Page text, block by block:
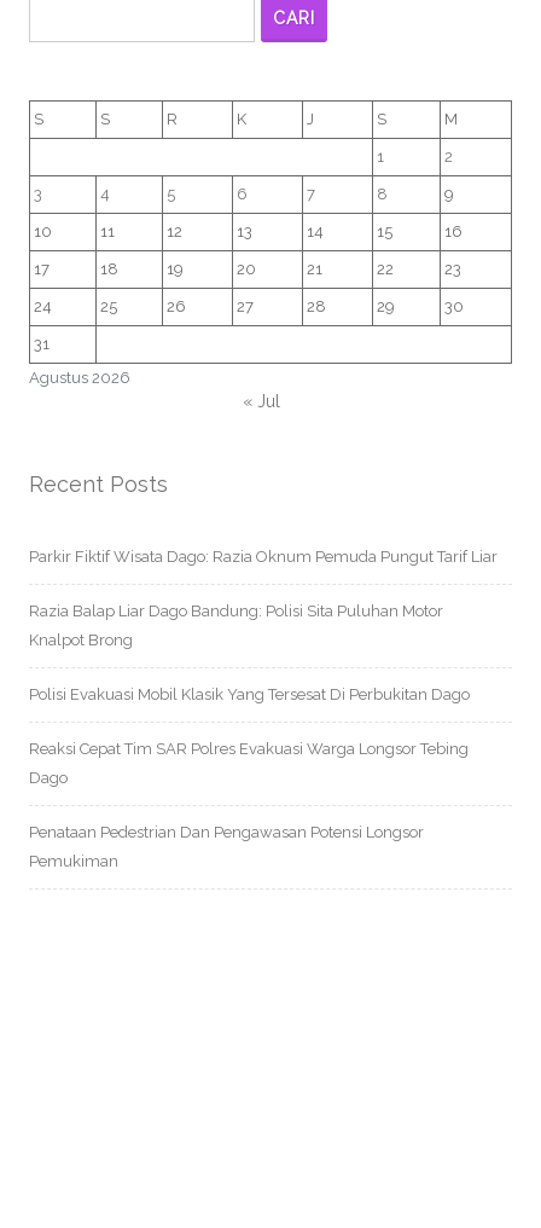
CARI
Agustus 2026
S S R K J S M
1 2
3 4 5 6 7 8 9
10 11 12 13 14 15 16
17 18 19 20 21 22 23
24 25 26 27 28 29 30
31
« Jul
Recent Posts
Parkir Fiktif Wisata Dago: Razia Oknum Pemuda Pungut Tarif Liar
Razia Balap Liar Dago Bandung: Polisi Sita Puluhan Motor
Knalpot Brong
Polisi Evakuasi Mobil Klasik Yang Tersesat Di Perbukitan Dago
Reaksi Cepat Tim SAR Polres Evakuasi Warga Longsor Tebing
Dago
Penataan Pedestrian Dan Pengawasan Potensi Longsor
Pemukiman